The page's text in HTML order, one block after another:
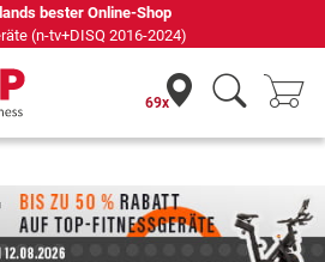
bester Online-Shop
(n-tv+DISQ 2016-2024)
69x